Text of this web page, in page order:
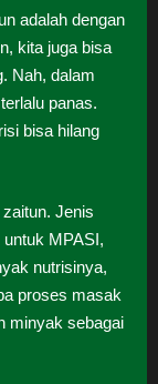
adalah dengan
kita juga bisa
Nah, dalam
panas.
bisa hilang
Jenis
MPASI,
nutrisinya,
proses masak
minyak sebagai